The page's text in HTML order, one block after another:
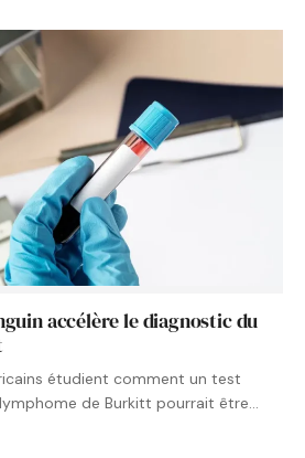
accélère le diagnostic du
étudient comment un test
de Burkitt pourrait être